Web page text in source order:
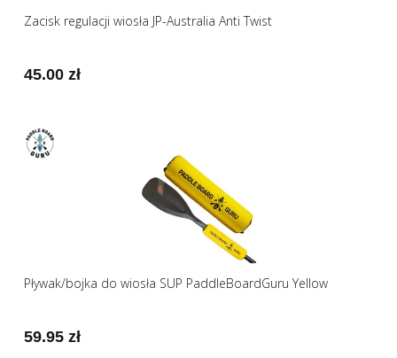
Zacisk regulacji wiosła JP-Australia Anti Twist
45.00 zł
Pływak/bojka do wiosła SUP PaddleBoardGuru Yellow
59.95 zł